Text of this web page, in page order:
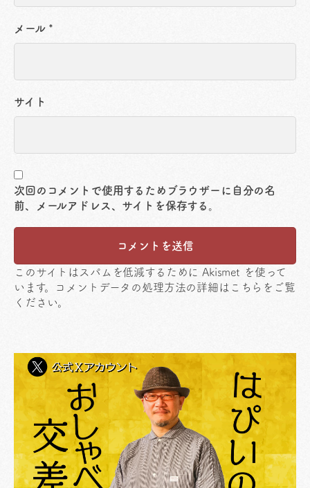
メール *
サイト
次回のコメントで使用するためブラウザーに自分の名
前、メールアドレス、サイトを保存する。
このサイトはスパムを低減するために Akismet を使って
います。
コメントデータの処理方法の詳細はこちらをご覧
ください。